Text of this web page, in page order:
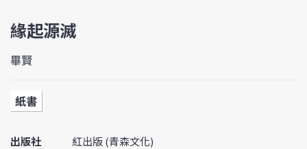
緣起源滅
畢賢
紙書
出版社
紅出版 (青森文化)